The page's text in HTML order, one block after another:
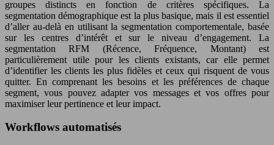
groupes distincts en fonction de critères spécifiques. La
segmentation démographique est la plus basique, mais il est essentiel
d’aller au-delà en utilisant la segmentation comportementale, basée
sur les centres d’intérêt et sur le niveau d’engagement. La
segmentation RFM (Récence, Fréquence, Montant) est
particulièrement utile pour les clients existants, car elle permet
d’identifier les clients les plus fidèles et ceux qui risquent de vous
quitter. En comprenant les besoins et les préférences de chaque
segment, vous pouvez adapter vos messages et vos offres pour
maximiser leur pertinence et leur impact.
Workflows automatisés